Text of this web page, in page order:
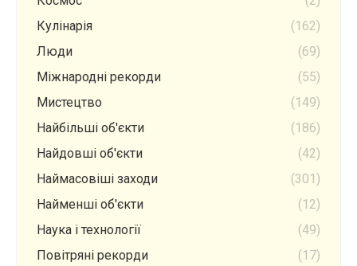
Кулінарія
(162)
Люди
(69)
Міжнародні рекорди
(55)
Мистецтво
(149)
Найбільші об'єкти
(186)
Найдовші об'єкти
(42)
Наймасовіші заходи
(301)
Найменші об'єкти
(12)
Наука і технології
(49)
Повітряні рекорди
(17)